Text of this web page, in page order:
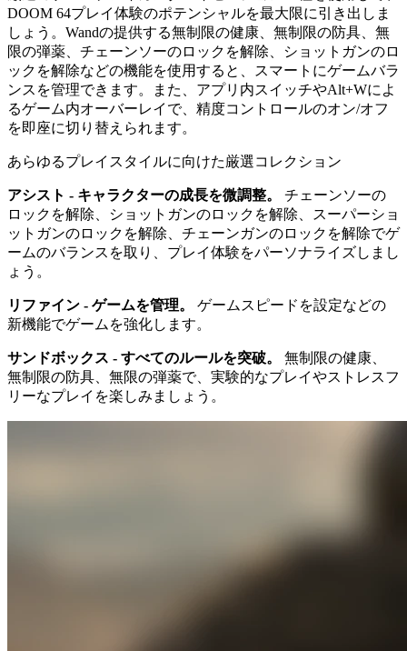
DOOM 64プレイ体験のポテンシャルを最大限に引き出しま
しょう。Wandの提供する無制限の健康、無制限の防具、無
限の弾薬、チェーンソーのロックを解除、ショットガンのロ
ックを解除などの機能を使用すると、スマートにゲームバラ
ンスを管理できます。また、アプリ内スイッチやAlt+Wによ
るゲーム内オーバーレイで、精度コントロールのオン/オフ
を即座に切り替えられます。
あらゆるプレイスタイルに向けた厳選コレクション
アシスト - キャラクターの成長を微調整。
チェーンソーの
ロックを解除、ショットガンのロックを解除、スーパーショ
ットガンのロックを解除、チェーンガンのロックを解除でゲ
ームのバランスを取り、プレイ体験をパーソナライズしまし
ょう。
リファイン - ゲームを管理。
ゲームスピードを設定などの
新機能でゲームを強化します。
サンドボックス - すべてのルールを突破。
無制限の健康、
無制限の防具、無限の弾薬で、実験的なプレイやストレスフ
リーなプレイを楽しみましょう。